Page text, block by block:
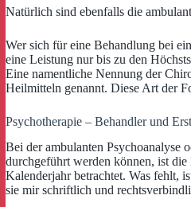
Natürlich sind ebenfalls die
Wer sich für eine Behandlung bei
eine Leistung nur bis zu den
Eine namentliche Nennung der
Heilmitteln genannt. Diese Art der
Psychotherapie – Behandler und
Bei der ambulanten Psychoanalyse
durchgeführt werden können, ist
Kalenderjahr betrachtet. Was fehlt,
sie mir schriftlich und